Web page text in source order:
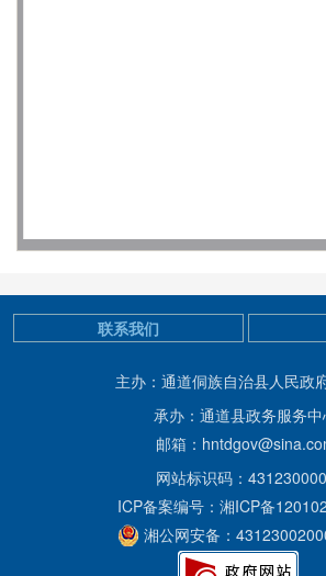
主办：通道侗族自治县人民政
承办：通道县政务服务
邮箱：
网站标识码：
ICP备案编号：湘ICP备
湘公网安备：
联系我们